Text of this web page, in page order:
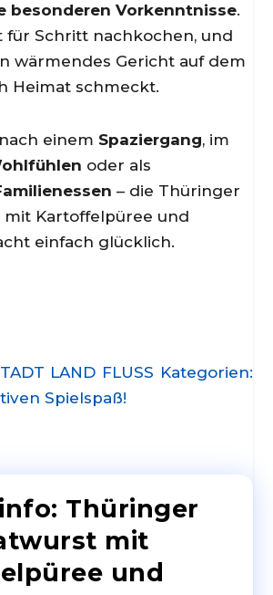
besonderen Vorkenntnisse.
für Schritt nachkochen, und
wärmendes Gericht auf dem
Heimat schmeckt.
einem Spaziergang, im
oder als
– die Thüringer
mit Kartoffelpüree und
einfach glücklich.
LAND FLUSS Kategorien:
Spielspaß!
Thüringer
mit
und